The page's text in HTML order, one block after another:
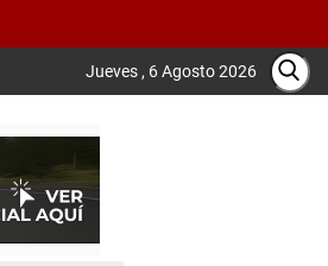
Jueves , 6 Agosto 2026